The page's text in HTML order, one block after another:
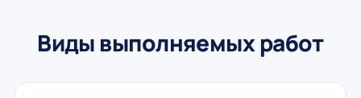
Виды выполняемых работ